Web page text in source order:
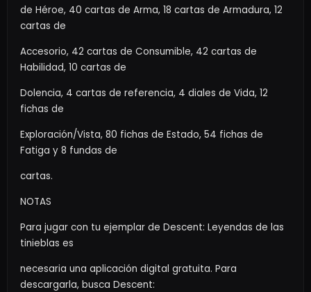
de Héroe, 40 cartas de Arma, 18 cartas de Armadura, 12
cartas de
Accesorio, 42 cartas de Consumible, 42 cartas de
Habilidad, 10 cartas de
Dolencia, 4 cartas de referencia, 4 diales de Vida, 12
fichas de
Exploración/Vista, 80 fichas de Estado, 54 fichas de
Fatiga y 8 fundas de
cartas.
NOTAS
Para jugar con tu ejemplar de Descent: Leyendas de las
tinieblas es
necesaria una aplicación digital gratuita. Para
descargarla, busca Descent: